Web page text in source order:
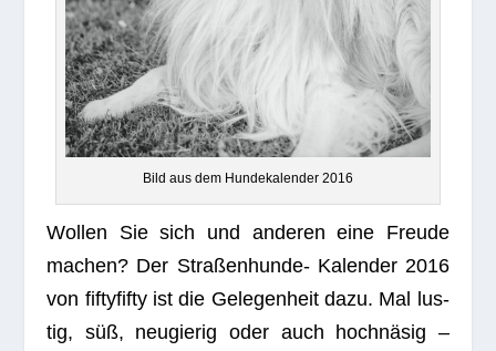
Bild aus dem Hun­de­ka­len­der 2016
Wol­len Sie sich und ande­ren eine Freude
machen? Der Stra­ßen­hunde- Kalen­der 2016
von fif­ty­fifty ist die Gele­gen­heit dazu. Mal lus­
tig, süß, neu­gie­rig oder auch hoch­nä­sig –